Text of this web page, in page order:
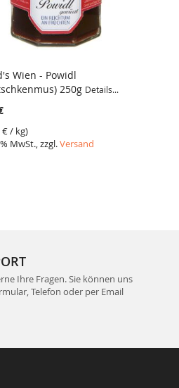
Wien - Powidl
250g Details...
€/ kg)
MwSt., zzgl.Versand
Ihre Fragen. Sie können uns
Telefon oder per Email